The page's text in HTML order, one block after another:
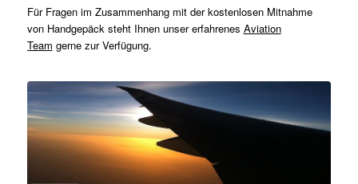
Für Fragen im Zusammenhang mit der kostenlosen Mitnahme
von Handgepäck steht Ihnen unser erfahrenes Aviation
Team gerne zur Verfügung.